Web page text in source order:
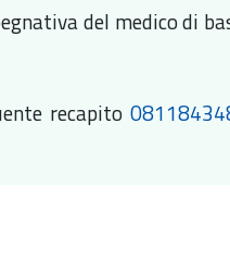
del medico di
recapito